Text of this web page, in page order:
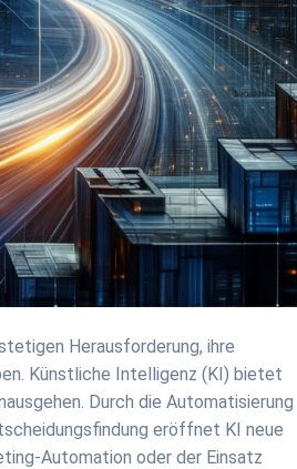
Herausforderung, ihre
Künstliche Intelligenz (KI) bietet
Durch die Automatisierung
eröffnet KI neue
Automation oder der Einsatz